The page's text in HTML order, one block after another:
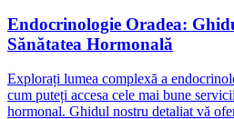
Endocrinologie Oradea:
Sănătatea Hormonală
Explorați lumea complexă a
cum puteți accesa cele mai bune
hormonal. Ghidul nostru detaliat vă